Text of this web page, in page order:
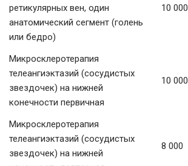
ретикулярных вен, один
анатомический сегмент (голень
или бедро)
10 000
Микросклеротерапия
телеангиэктазий (сосудистых
звездочек) на нижней
конечности первичная
10 000
Микросклеротерапия
телеангиэктазий (сосудистых
звездочек) на нижней
8 000